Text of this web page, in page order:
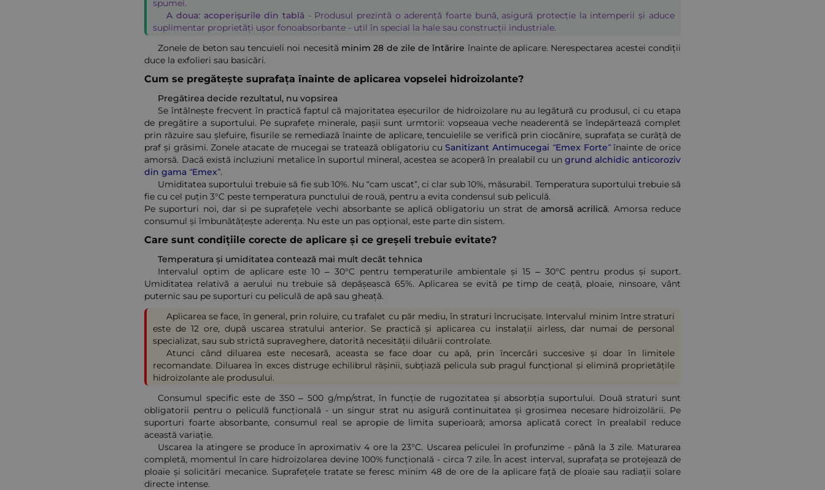
spumei.
A doua: acoperișurile din tablă - Produsul prezintă o aderență foarte bună, asigură protecție la intemperii și aduce
suplimentar proprietăți ușor fonoabsorbante - util în special la hale sau construcții industriale.
Zonele de beton sau tencuieli noi necesită minim 28 de zile de întărire înainte de aplicare. Nerespectarea acestei condiții
duce la exfolieri sau basicări.
Cum se pregătește suprafața înainte de aplicarea vopselei hidroizolante?
Pregătirea decide rezultatul, nu vopsirea
Se întâlnește frecvent în practică faptul că majoritatea eșecurilor de hidroizolare nu au legătură cu produsul, ci cu etapa
de pregătire a suportului. Pe suprafețe minerale, pașii sunt urmtorii: vopseaua veche neaderentă se îndepărtează complet
prin răzuire sau șlefuire, fisurile se remediază înainte de aplicare, tencuielile se verifică prin ciocănire, suprafața se curăță de
praf și grăsimi. Zonele atacate de mucegai se tratează obligatoriu cuSanitizant Antimucegai “Emex Forte”înainte de orice
amorsă. Dacă există incluziuni metalice în suportul mineral, acestea se acoperă în prealabil cu ungrund alchidic anticoroziv
din gama “Emex”.
Umiditatea suportului trebuie să fie sub 10%. Nu “cam uscat”, ci clar sub 10%, măsurabil. Temperatura suportului trebuie să
fie cu cel puțin 3°C peste temperatura punctului de rouă, pentru a evita condensul sub peliculă.
Pe suporturi noi, dar si pe suprafețele vechi absorbante se aplică obligatoriu un strat deamorsă acrilică. Amorsa reduce
consumul și îmbunătățește aderența. Nu este un pas opțional, este parte din sistem.
Care sunt condițiile corecte de aplicare și ce greșeli trebuie evitate?
Temperatura și umiditatea contează mai mult decât tehnica
Intervalul optim de aplicare este 10 – 30°C pentru temperaturile ambientale și 15 – 30°C pentru produs și suport.
Umiditatea relativă a aerului nu trebuie să depășească 65%. Aplicarea se evită pe timp de ceață, ploaie, ninsoare, vânt
puternic sau pe suporturi cu peliculă de apă sau gheață.
Aplicarea se face, în general, prin roluire, cu trafalet cu păr mediu, în straturi încrucișate. Intervalul minim între straturi
este de 12 ore, după uscarea stratului anterior. Se practică și aplicarea cu instalații airless, dar numai de personal
specializat, sau sub strictă supraveghere, datorită necesității diluării controlate.
Atunci când diluarea este necesară, aceasta se face doar cu apă, prin încercări succesive și doar în limitele
recomandate. Diluarea în exces distruge echilibrul rășinii, subțiază pelicula sub pragul funcțional și elimină proprietățile
hidroizolante ale produsului.
Consumul specific este de 350 – 500 g/mp/strat, în funcție de rugozitatea și absorbția suportului. Două straturi sunt
obligatorii pentru o peliculă funcțională - un singur strat nu asigură continuitatea și grosimea necesare hidroizolării. Pe
suporturi foarte absorbante, consumul real se apropie de limita superioară; amorsa aplicată corect în prealabil reduce
această variație.
Uscarea la atingere se produce în aproximativ 4 ore la 23°C. Uscarea peliculei în profunzime - până la 3 zile. Maturarea
completă, momentul în care hidroizolarea devine 100% funcțională - circa 7 zile. În acest interval, suprafața se protejează de
ploaie și solicitări mecanice. Suprafețele tratate se feresc minim 48 de ore de la aplicare față de ploaie sau radiații solare
directe intense.